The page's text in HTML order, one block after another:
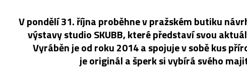
V pondělí 31. října proběhne v pražském butiku
výstavy studio SKUBB, které představí svou
Vyráběn je od roku 2014 a spojuje v sobě kus
je originál a šperk si vybírá svého